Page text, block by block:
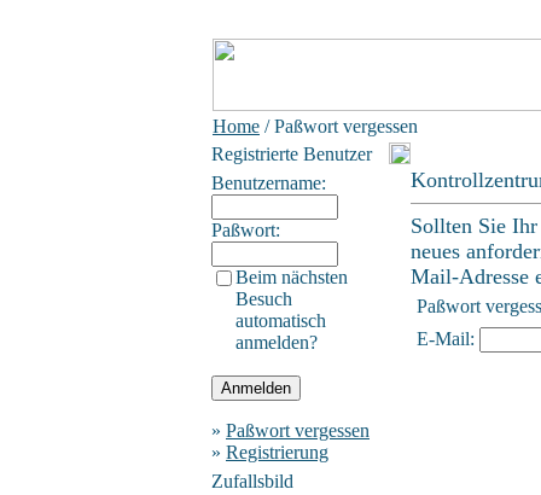
Home / Paßwort vergessen
Registrierte Benutzer
Benutzername:
Paßwort:
Beim nächsten
Besuch
automatisch
anmelden?
» Paßwort vergessen
» Registrierung
Zufallsbild
Sollten Sie
neues
Mail-Adresse
Paßwort
E-Mail: